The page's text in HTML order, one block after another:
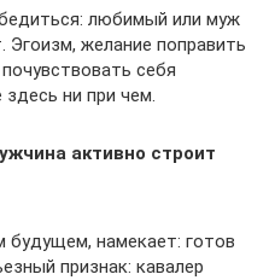
любимый или муж
Эгоизм, желание поправить
себя
ни при чем.
активно строит
будущем, намекает: готов
признак: кавалер